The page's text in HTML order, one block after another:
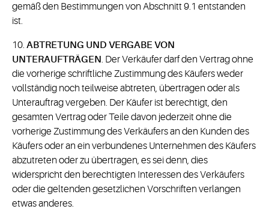
gemäß den Bestimmungen von Abschnitt 9.1 entstanden
ist.
10. ABTRETUNG UND VERGABE VON
UNTERAUFTRÄGEN. Der Verkäufer darf den Vertrag ohne
die vorherige schriftliche Zustimmung des Käufers weder
vollständig noch teilweise abtreten, übertragen oder als
Unterauftrag vergeben. Der Käufer ist berechtigt, den
gesamten Vertrag oder Teile davon jederzeit ohne die
vorherige Zustimmung des Verkäufers an den Kunden des
Käufers oder an ein verbundenes Unternehmen des Käufers
abzutreten oder zu übertragen, es sei denn, dies
widerspricht den berechtigten Interessen des Verkäufers
oder die geltenden gesetzlichen Vorschriften verlangen
etwas anderes.